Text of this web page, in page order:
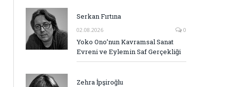
Serkan Fırtına
02.08.2026 0
Yoko Ono’nun Kavramsal Sanat
Evreni ve Eylemin Saf Gerçekliği
Zehra İpşiroğlu